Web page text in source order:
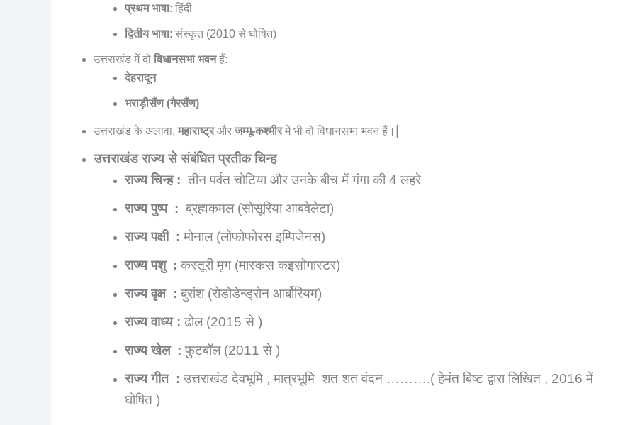
प्रथम भाषा: हिंदी
द्वितीय भाषा: संस्कृत (2010 से घोषित)
उत्तराखंड में दो विधानसभा भवनहैं:
देहरादून
भराड़ीसैंण (गैरसैंण)
उत्तराखंड के अलावा, महाराष्ट्रऔर जम्मू-कश्मीरमें भी दो विधानसभा भवन हैं।
उत्तराखंड राज्य से संबंधित प्रतीक चिन्ह
राज्य चिन्ह : तीन पर्वत चोटिया और उनके बीच में गंगा की 4 लहरे
राज्य पुष्प : ब्रह्मकमल (सोसूरिया आबवेलेटा)
राज्य पक्षी : मोनाल (लोफोफोरस इम्पिजेनस)
राज्य पशु : कस्तूरी मृग (मास्कस कइसोगास्टर)
राज्य वृक्ष : बुरांश (रोडोडेन्ड्रोन आर्बोरियम)
राज्य वाध्य : ढोल (2015 से )
राज्य खेल : फुटबॉल (2011 से )
राज्य गीत : उत्तराखंड देवभूमि , मात्रभूमि शत शत वंदन ……….( हेमंत बिष्ट द्वारा लिखित , 2016 में
घोषित )